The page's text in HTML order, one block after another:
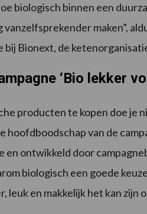
biologisch binnen een
vanzelfsprekender maken”,
bij Bionext, de
‘Bio lekker
producten te kopen doe je
hoofdboodschap van de
en ontwikkeld door
biologisch een goede
leuk en makkelijk het kan zijn